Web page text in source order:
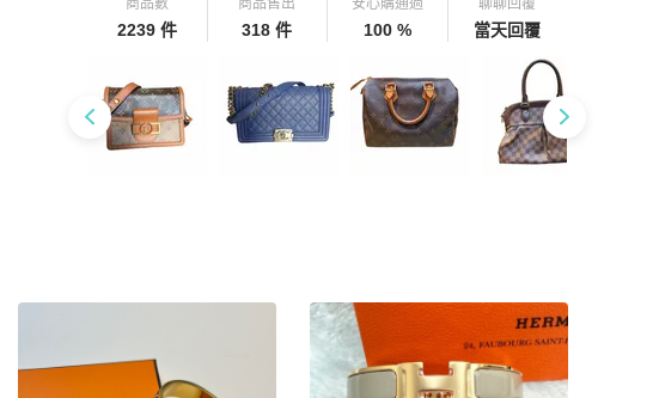
商品數
2239 件
商品售出
318 件
安心購通過
100 %
聊聊回覆
當天回覆